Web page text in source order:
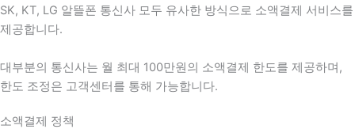
SK, KT, LG 알뜰폰 통신사 모두 유사한 방식으로 소액결제 서비스를
제공합니다.
대부분의 통신사는 월 최대 100만원의 소액결제 한도를 제공하며,
한도 조정은 고객센터를 통해 가능합니다.
소액결제 정책